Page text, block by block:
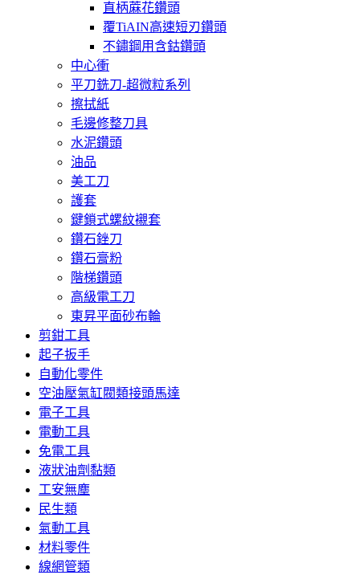
直柄蔴花鑽頭
覆TiAIN高速短刃鑽頭
不鏽鋼用含鈷鑽頭
中心衝
平刀銑刀-超微粒系列
擦拭紙
毛邊修整刀具
水泥鑽頭
油品
美工刀
護套
鍵鎖式螺紋襯套
鑽石銼刀
鑽石膏粉
階梯鑽頭
高級電工刀
東昇平面砂布輪
剪鉗工具
起子扳手
自動化零件
空油壓氣缸閥類接頭馬達
電子工具
電動工具
免電工具
液狀油劑黏類
工安無塵
民生類
氣動工具
材料零件
線網管類